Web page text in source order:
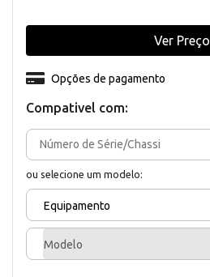
Compativel com:
ou selecione um modelo:
Equipamento
Modelo
Opções de pagamento
Ver Preço